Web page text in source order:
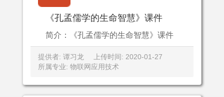
《孔孟儒学的生命智慧》课件
简介：《孔孟儒学的生命智慧》课件
提供者: 谭习龙
上传时间: 2020-01-27
所属专业: 物联网应用技术